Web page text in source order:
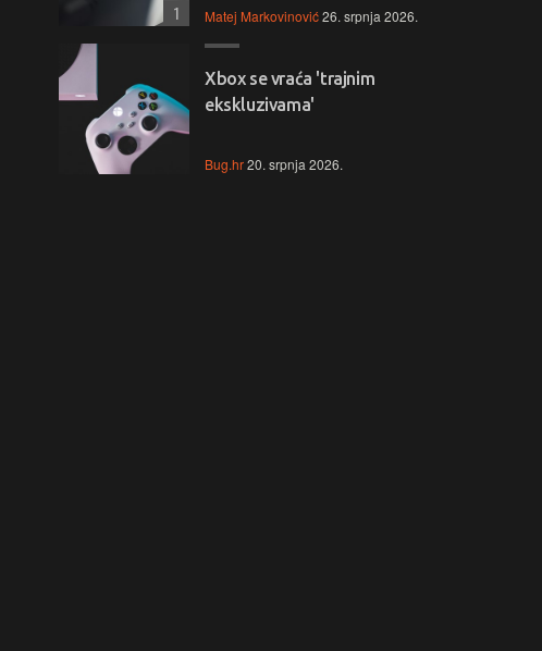
Matej Markovinović26. srpnja 2026.
1
Xbox se vraća 'trajnim
ekskluzivama'
Bug.hr20. srpnja 2026.